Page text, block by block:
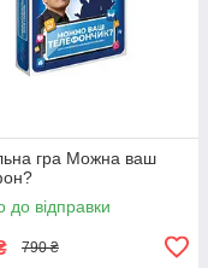
гра Можна ваш
до відправки
790 ₴